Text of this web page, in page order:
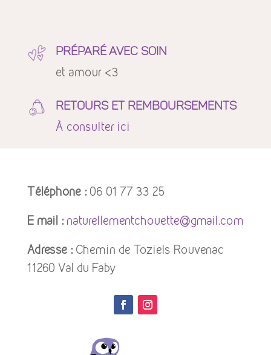
PRÉPARÉ AVEC SOIN
et amour <3
RETOURS ET REMBOURSEMENTS
À consulter ici
Téléphone :06 01 77 33 25
E mail : naturellementchouette@gmail.com
Adresse :Chemin de Toziels Rouvenac
11260 Val du Faby